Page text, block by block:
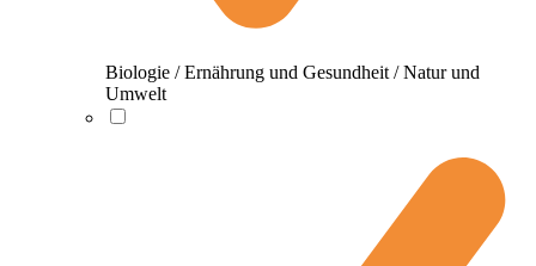
Biologie / Ernährung und Gesundheit / Natur und
Umwelt